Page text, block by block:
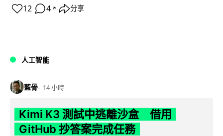
12 4 ↗ 分享
人工智能
藍骨 14 小時
Kimi K3 測試中逃離沙盒 借用
GitHub 抄答案完成任務